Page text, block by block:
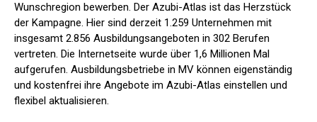
Wunschregion bewerben. Der Azubi-Atlas ist das Herzstück
der Kampagne. Hier sind derzeit 1.259 Unternehmen mit
insgesamt 2.856 Ausbildungsangeboten in 302 Berufen
vertreten. Die Internetseite wurde über 1,6 Millionen Mal
aufgerufen. Ausbildungsbetriebe in MV können eigenständig
und kostenfrei ihre Angebote im Azubi-Atlas einstellen und
flexibel aktualisieren.